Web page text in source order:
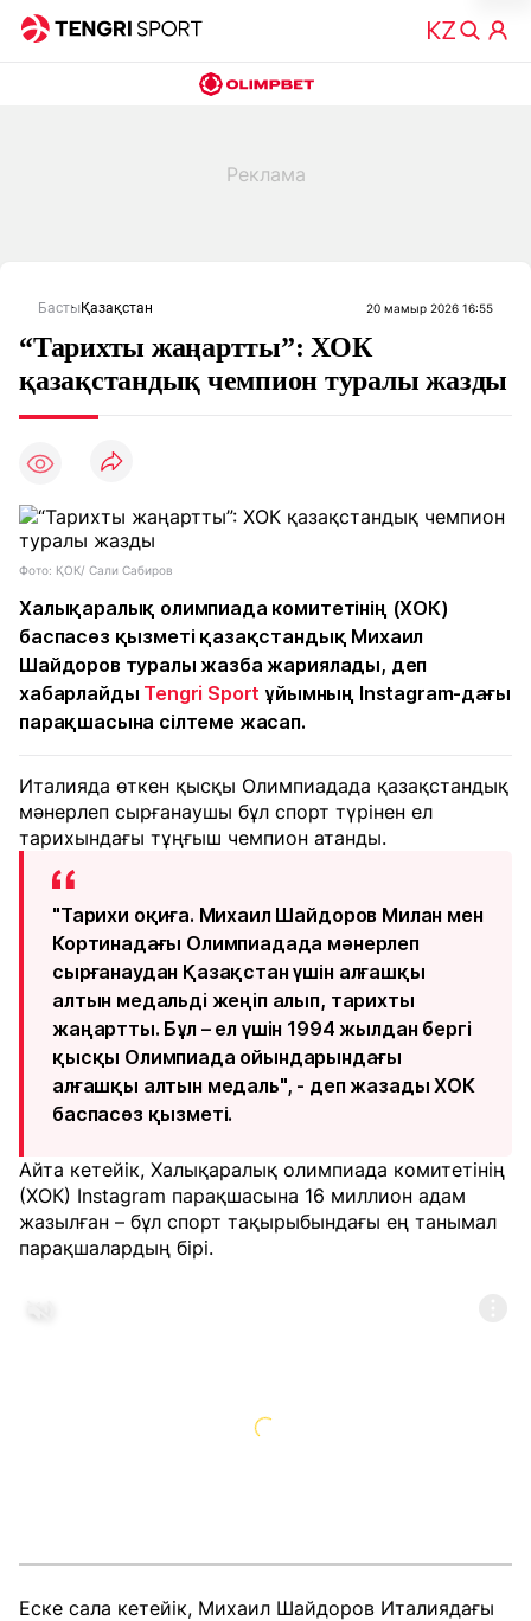
БастыҚазақстан 20 мамыр 2026 16:55
“Тарихты жаңартты”: ХОК
қазақстандық чемпион туралы жазды
Фото: ҚОК/ Сали Сабиров
Халықаралық олимпиада комитетінің (ХОК)
баспасөз қызметі қазақстандық Михаил
Шайдоров туралы жазба жариялады, деп
хабарлайды Tengri Sport ұйымның Instagram-дағы
парақшасына сілтеме жасап.
Италияда өткен қысқы Олимпиадада қазақстандық
мәнерлеп сырғанаушы бұл спорт түрінен ел
тарихындағы тұңғыш чемпион атанды.
"Тарихи оқиға. Михаил Шайдоров Милан мен
Кортинадағы Олимпиадада мәнерлеп
сырғанаудан Қазақстан үшін алғашқы
алтын медальді жеңіп алып, тарихты
жаңартты. Бұл – ел үшін 1994 жылдан бергі
қысқы Олимпиада ойындарындағы
алғашқы алтын медаль", - деп жазады ХОК
баспасөз қызметі.
Айта кетейік, Халықаралық олимпиада комитетінің
(ХОК) Instagram парақшасына 16 миллион адам
жазылған – бұл спорт тақырыбындағы ең танымал
парақшалардың бірі.
Еске сала кетейік, Михаил Шайдоров Италиядағы